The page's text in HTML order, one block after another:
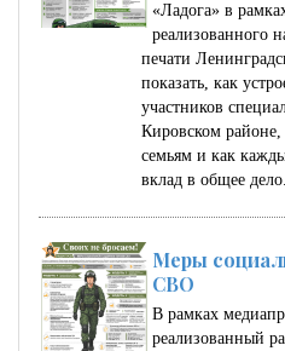
«Ладога» в
реализованного
печати
показать, как
участников
Кировском
семьям и как
вклад в общее дело.
Меры
СВО
В рамках
реализованный